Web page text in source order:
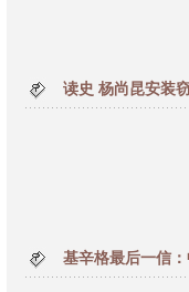
读史 杨尚昆安装
基辛格最后一信